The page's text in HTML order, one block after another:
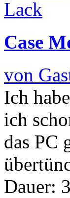
Case
von
Ich
ich
das PC
Dauer: